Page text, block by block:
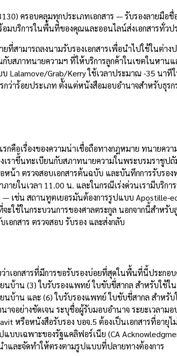
ครอบคลุมทุกประเภทเอกสาร — รับรองลายมือ
มบริการในพื้นที่ของคุณและออนไลน์ส่งเอกสารทั่วป
สามารถลงนามรับรองเอกสารเพื่อนำไปใช้ในต่า
สภาทนายความฯ ที่ให้บริการลูกค้าในเขตในหาน
Grab/Kerry ใช้เวลาประมาณ -35 นาที
ว่าร้อยประเภท ตั้งแต่หนังสือมอบอำนาจสำหรับธุร
กคือเรื่องของความน่าเชื่อถือทางกฎหมาย ทนายค
าขึ้นทะเบียนกับสภาทนายความในพระบรมราชูป
า ตรวจสอบเอกสารต้นฉบับ และบันทึกการรับรอง
ยในเวลา 11.00 น. และในกรณีเร่งด่วนเรามีบริกา
— เช่น สถานทูตเยอรมันต้องการรูปแบบ Apostille-
ช้ในกระบวนการของศาลตระกูล นอกจากนี้สำหรั
กสาร ตรวจสอบ รับรอง และส่งกลับ
อกสารที่มีการขอรับรองบ่อยที่สุดในพื้นที่นี้ประกอบ
าน (3) ใบรับรองแพทย์ ใบขับขี่สากล สำหรับใช้ใ
บ้าน และ (6) ใบรับรองแพทย์ ใบขับขี่สากล สำหรั
อย่างชัดเจน ระบุชื่อผู้รับมอบอำนาจ ระยะเวลาม
หรือหนังสือรับรอง บอจ.5 ต้องเป็นเอกสารที่อา
บเฉพาะของรัฐแคลิฟอร์เนีย (CA
และจัดทำให้ตรงตามรูปแบบที่ปลายทางต้องการ